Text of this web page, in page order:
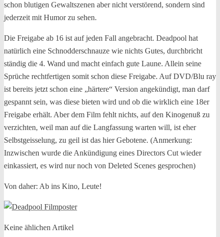
schon blutigen Gewaltszenen aber nicht verstörend, sondern sind
jederzeit mit Humor zu sehen.
Die Freigabe ab 16 ist auf jeden Fall angebracht. Deadpool hat
natürlich eine Schnodderschnauze wie nichts Gutes, durchbricht
ständig die 4. Wand und macht einfach gute Laune. Allein seine
Sprüche rechtfertigen somit schon diese Freigabe. Auf DVD/Blu ray
ist bereits jetzt schon eine „härtere“ Version angekündigt, man darf
gespannt sein, was diese bieten wird und ob die wirklich eine 18er
Freigabe erhält. Aber dem Film fehlt nichts, auf den Kinogenuß zu
verzichten, weil man auf die Langfassung warten will, ist eher
Selbstgeisselung, zu geil ist das hier Gebotene. (Anmerkung:
Inzwischen wurde die Ankündigung eines Directors Cut wieder
einkassiert, es wird nur noch von Deleted Scenes gesprochen)
Von daher: Ab ins Kino, Leute!
Keine ählichen Artikel